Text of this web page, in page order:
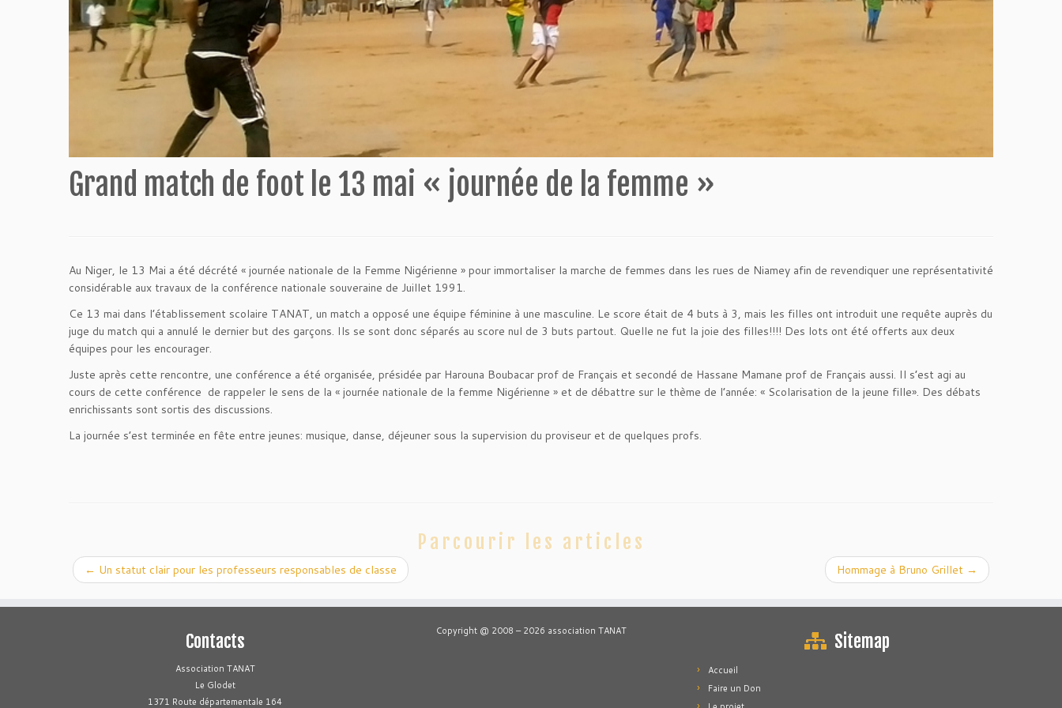
Grand match de foot le 13 mai « journée de la femme »
Au Niger, le 13 Mai a été décrété « journée nationale de la Femme Nigérienne » pour immortaliser la marche de femmes dans les rues de Niamey afin de revendiquer une représentativité
considérable aux travaux de la conférence nationale souveraine de Juillet 1991.
Ce 13 mai dans l’établissement scolaire TANAT, un match a opposé une équipe féminine à une masculine. Le score était de 4 buts à 3, mais les filles ont introduit une requête auprès du
juge du match qui a annulé le dernier but des garçons. Ils se sont donc séparés au score nul de 3 buts partout. Quelle ne fut la joie des filles!!!! Des lots ont été offerts aux deux
équipes pour les encourager.
Juste après cette rencontre, une conférence a été organisée, présidée par Harouna Boubacar prof de Français et secondé de Hassane Mamane prof de Français aussi. Il s’est agi au
cours de cette conférence de rappeler le sens de la « journée nationale de la femme Nigérienne » et de débattre sur le thème de l’année: « Scolarisation de la jeune fille». Des débats
enrichissants sont sortis des discussions.
La journée s’est terminée en fête entre jeunes: musique, danse, déjeuner sous la supervision du proviseur et de quelques profs.
Parcourir les articles
← Un statut clair pour les professeurs responsables de classe Hommage à Bruno Grillet →
Contacts
Association TANAT
Le Glodet
1371 Route départementale 164
Copyright @ 2008 – 2026 association TANAT Sitemap
Accueil
Faire un Don